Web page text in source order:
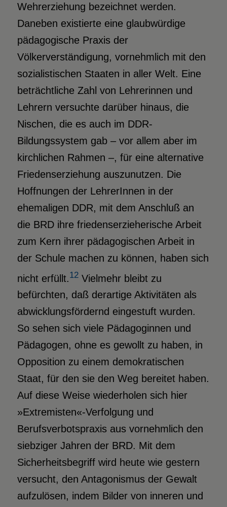
Wehrerziehung bezeichnet werden.
Daneben existierte eine glaubwürdige
pädagogische Praxis der
Völkerverständigung, vornehmlich mit den
sozialistischen Staaten in aller Welt. Eine
beträchtliche Zahl von Lehrerinnen und
Lehrern versuchte darüber hinaus, die
Nischen, die es auch im DDR-
Bildungssystem gab – vor allem aber im
kirchlichen Rahmen –, für eine alternative
Friedenserziehung auszunutzen. Die
Hoffnungen der LehrerInnen in der
ehemaligen DDR, mit dem Anschluß an
die BRD ihre friedenserzieherische Arbeit
zum Kern ihrer pädagogischen Arbeit in
der Schule machen zu können, haben sich
nicht erfüllt. 12Vielmehr bleibt zu
befürchten, daß derartige Aktivitäten als
abwicklungsfördernd eingestuft wurden.
So sehen sich viele Pädagoginnen und
Pädagogen, ohne es gewollt zu haben, in
Opposition zu einem demokratischen
Staat, für den sie den Weg bereitet haben.
Auf diese Weise wiederholen sich hier
»Extremisten«-Verfolgung und
Berufsverbotspraxis aus vornehmlich den
siebziger Jahren der BRD. Mit dem
Sicherheitsbegriff wird heute wie gestern
versucht, den Antagonismus der Gewalt
aufzulösen, indem Bilder von inneren und